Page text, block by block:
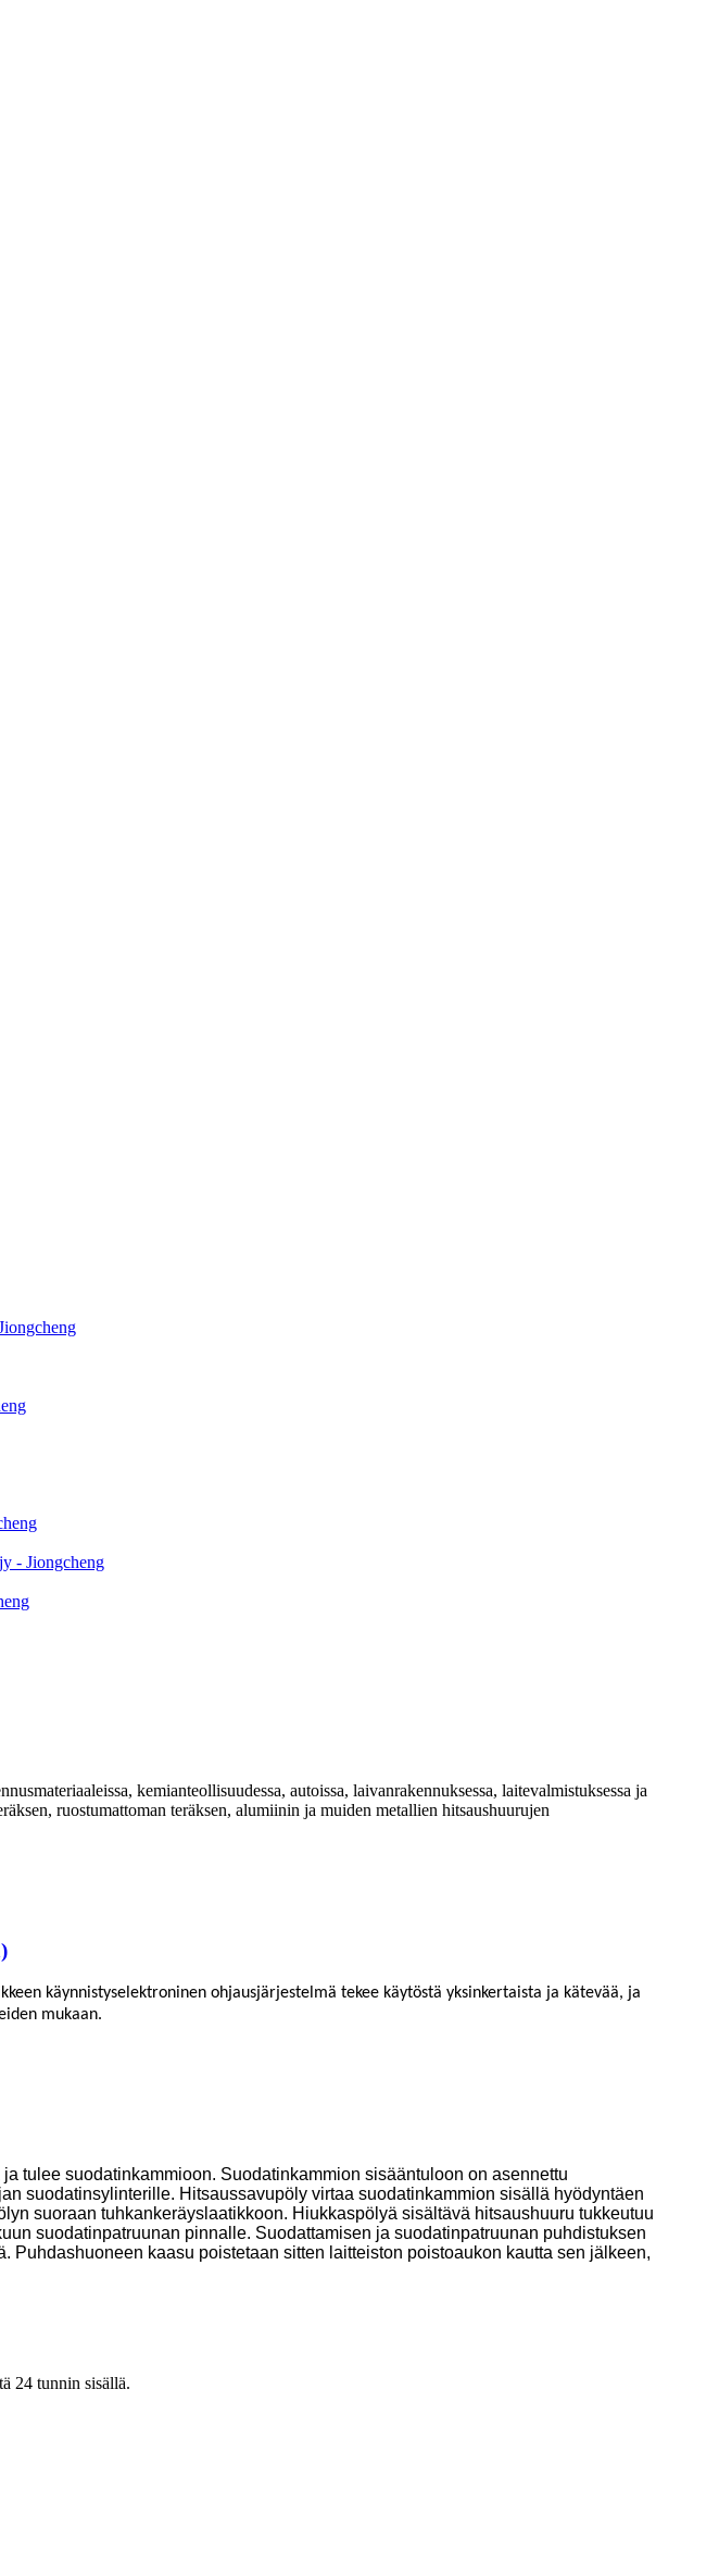
kemianteollisuudessa, autoissa, laivanrakennuksessa, laitevalmistuksessa ja
ruostumattoman teräksen, alumiinin ja muiden metallien hitsaushuurujen
käynnistyselektroninen ohjausjärjestelmä tekee käytöstä yksinkertaista ja kätevää, ja
mukaan.
tulee suodatinkammioon. Suodatinkammion sisääntuloon on asennettu
suodatinsylinterille. Hitsaussavupöly virtaa suodatinkammion sisällä hyödyntäen
suoraan tuhkankeräyslaatikkoon. Hiukkaspölyä sisältävä hitsaushuuru tukkeutuu
suodatinpatruunan pinnalle. Suodattamisen ja suodatinpatruunan puhdistuksen
kaasu poistetaan sitten laitteiston poistoaukon kautta sen jälkeen,
24 tunnin sisällä.